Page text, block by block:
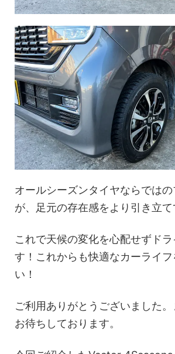
オールシーズンタイヤならでは
が、足元の存在感をより引き立て
これで天候の変化を心配せずド
す！これからも快適なカーライフ
い！
ご利用ありがとうございました
お待ちしております。